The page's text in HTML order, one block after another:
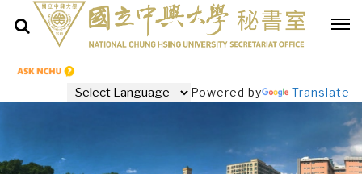
Powered by Translate